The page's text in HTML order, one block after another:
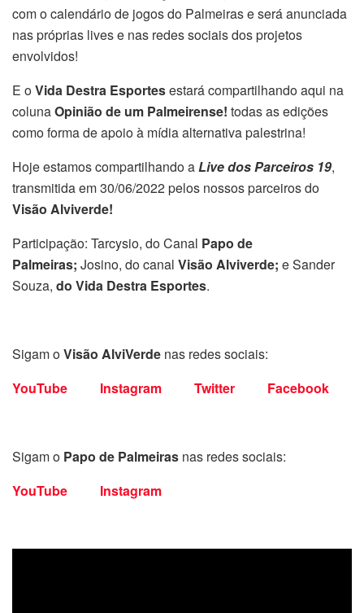
com o calendário de jogos do Palmeiras e será anunciada
nas próprias lives e nas redes sociais dos projetos
envolvidos!
E oVida Destra Esportesestará compartilhando aqui na
colunaOpinião de um Palmeirense! todas as edições
como forma de apoio à mídia alternativa palestrina!
Hoje estamos compartilhando aLive dos Parceiros 19,
transmitida em 30/06/2022 pelos nossos parceiros do
Visão Alviverde!
Participação: Tarcysio, do Canal Papo de
Palmeiras; Josino, do canal Visão Alviverde; e Sander
Souza, do Vida Destra Esportes.
Sigam oVisão AlviVerde nas redes sociais:
YouTube
Instagram Twitter Facebook
Sigam o Papo de Palmeiras nas redes sociais:
YouTube
Instagram